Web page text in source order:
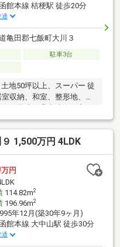
函館本線 桔梗駅 徒歩20分
通
亀田郡七飯町大川３
駐車3台
地50坪以上、スーパー 徒
収納、和室、整形地、シ
1,500万円 4LDK
万円
114.82m2
196.96m2
年12月(築30年9ヶ月)
館本線 大中山駅 徒歩30分
通